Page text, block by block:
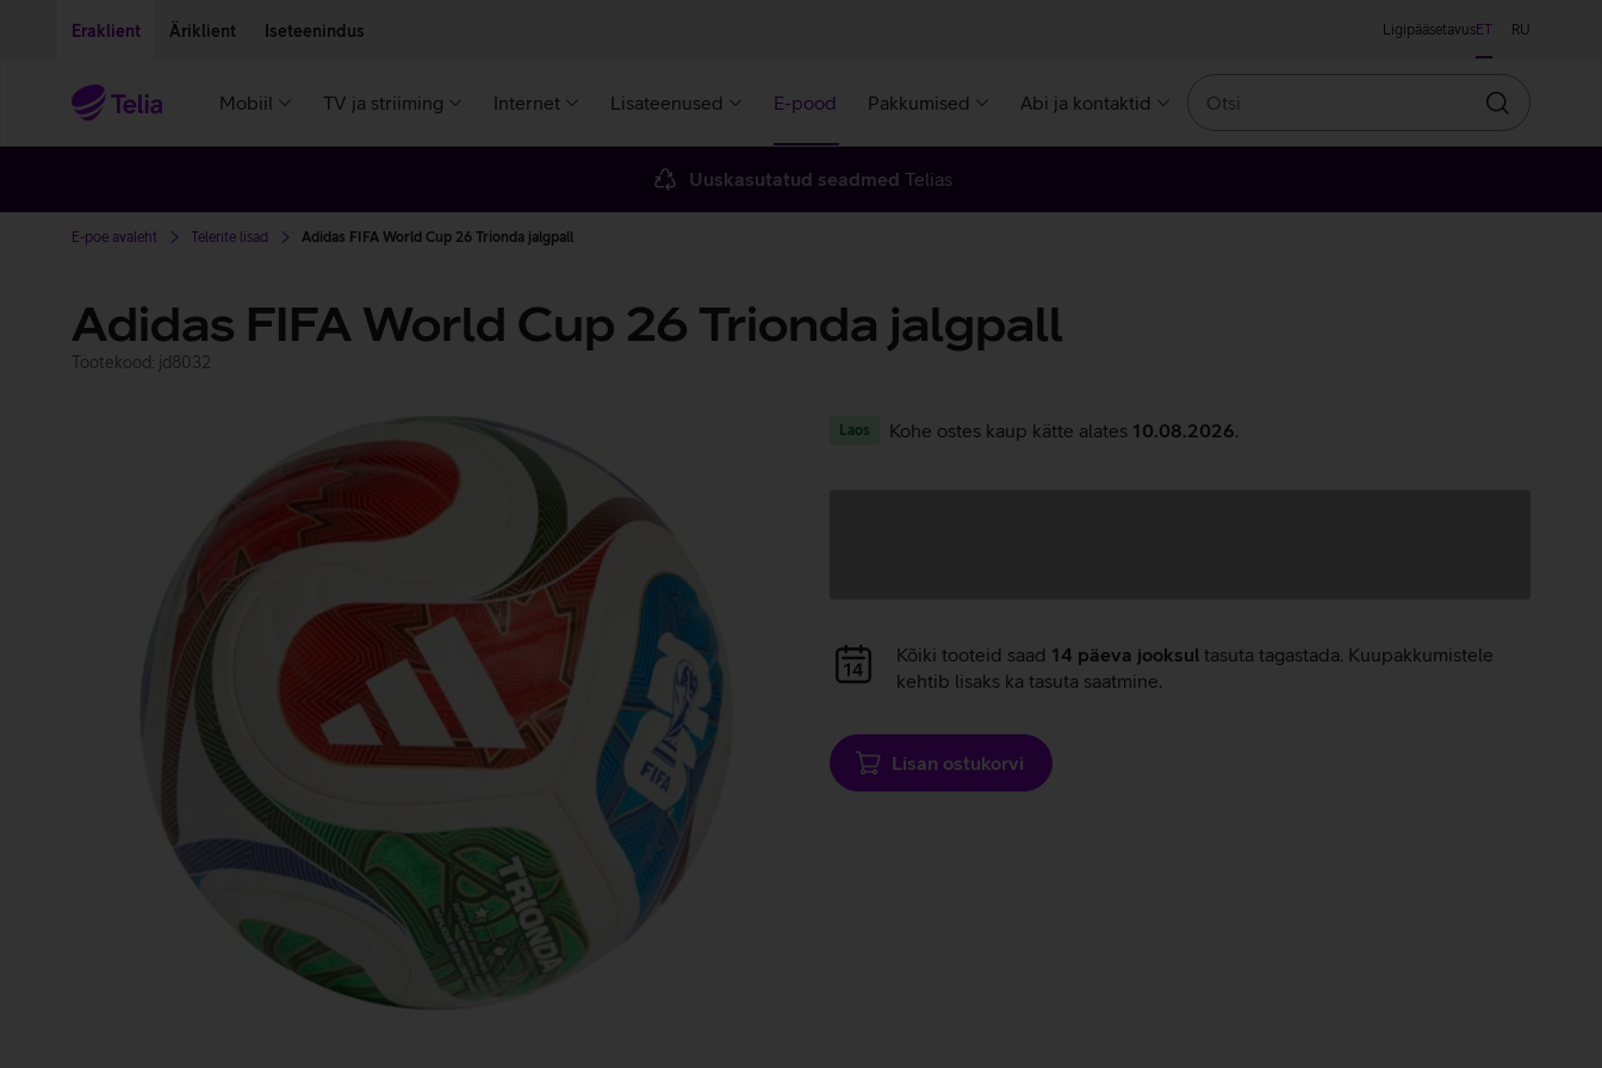
Eraklient Äriklient Iseteenindus LigipääsetavusET RU
Mobiil TV ja striiming Internet Lisateenused E-pood Pakkumised Abi ja kontaktid
Otsin
Uuskasutatud seadmed Telias
E-poe avaleht Telerite lisad Adidas FIFA World Cup 26 Trionda jalgpall
Adidas FIFA World Cup 26 Trionda jalgpall
Tootekood: jd8032
Laos Kohe ostes kaup kätte alates 10.08.2026
Andmete
laadimine
Kõiki tooteid saad 14 päeva jooksul tasuta tagastada. Kuupakkumistele
kehtib lisaks ka tasuta saatmine.
Lisan ostukorvi